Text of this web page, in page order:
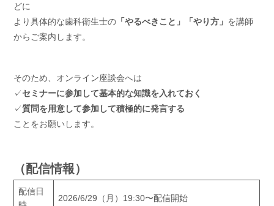
どに
より具体的な歯科衛生士の 「やるべきこと」「やり方」 を講師
からご案内します。
そのため、オンライン座談会へは
✓セミナーに参加して基本的な知識を入れておく
✓質問を用意して参加して積極的に発言する
ことをお願いします。
（配信情報）
配信日
2026/6/29（月）19:30〜配信開始